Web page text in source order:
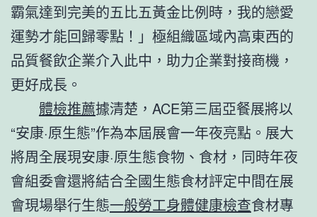
霸氣達到完美的五比五黃金比例時，我的戀愛
運勢才能回歸零點！」極組織區域內高東西的
品質餐飲企業介入此中，助力企業對接商機，
更好成長。
體檢推薦據清楚，ACE第三屆亞餐展將以
“安康·原生態”作為本屆展會一年夜亮點。展大
將周全展現安康·原生態食物、食材，同時年夜
會組委會還將結合全國生態食材評定中間在展
會現場舉行生態一般勞工身體健康檢查食材專